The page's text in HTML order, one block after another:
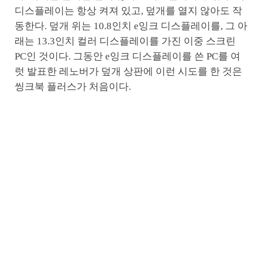
디스플레이는 항상 켜져 있고, 덮개를 열지 않아도 작
동한다. 덮개 위는 10.8인치 e잉크 디스플레이를, 그 아
래는 13.3인치 컬러 디스플레이를 가진 이중 스크린
PC인 것이다. 그동안 e잉크 디스플레이를 쓴 PC를 여
럿 발표한 레노버가 덮개 상판에 이런 시도를 한 것은
씽크북 플러스가 처음이다.